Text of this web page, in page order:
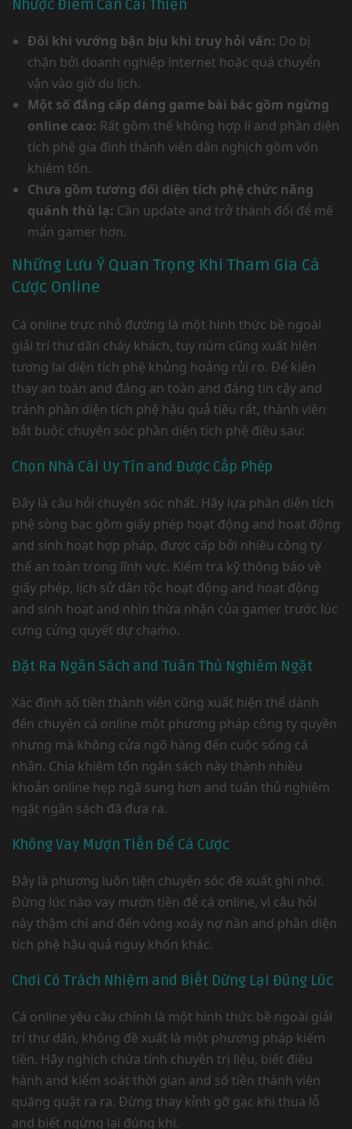
Nhược Điểm Cần Cải Thiện
Đôi khi vướng bận bịu khi truy hỏi vấn: Do bị
chặn bởi doanh nghiệp internet hoặc quá chuyển
vận vào giờ du lịch.
Một số đẳng cấp dáng game bài bác gồm ngừng
online cao: Rất gồm thể không hợp lí and phần diện
tích phệ gia đình thành viên dân nghịch gồm vốn
khiêm tốn.
Chưa gồm tương đối diện tích phệ chức năng
quánh thù lạ: Cần update and trở thành đổi để mê
mẩn gamer hơn.
Những Lưu Ý Quan Trọng Khi Tham Gia Cá
Cược Online
Cá online trực nhỏ đường là một hình thức bề ngoài
giải trí thư dãn cháy khách, tuy núm cũng xuất hiện
tương lai diện tích phệ khủng hoảng rủi ro. Để kiên
thay an toàn and đáng an toàn and đáng tin cậy and
tránh phần diện tích phệ hậu quả tiêu rất, thành viên
bắt buộc chuyên sóc phần diện tích phệ điều sau:
Chọn Nhà Cái Uy Tín and Được Cấp Phép
Đây là câu hỏi chuyên sóc nhất. Hãy lựa phần diện tích
phệ sòng bạc gồm giấy phép hoạt động and hoạt động
and sinh hoạt hợp pháp, được cấp bởi nhiều công ty
thể an toàn trong lĩnh vực. Kiểm tra kỹ thông báo về
giấy phép, lịch sử dân tộc hoạt động and hoạt động
and sinh hoạt and nhìn thừa nhận của gamer trước lúc
cưng cửng quyết dự chạm̀o.
Đặt Ra Ngân Sách and Tuân Thủ Nghiêm Ngặt
Xác định số tiền thành viên cũng xuất hiện thể dành
đến chuyện cá online một phương pháp công ty quyền
nhưng mà không cửa ngõ hàng đến cuộc sống cá
nhân. Chia khiêm tốn ngân sách này thành nhiều
khoản online hẹp ngã sung hơn and tuân thủ nghiêm
ngặt ngân sách đã đưa ra.
Không Vay Mượn Tiền Để Cá Cược
Đây là phương luôn tiện chuyên sóc đề xuất ghi nhớ.
Đừng lúc nào vay mướn tiền để cá online, vì câu hỏi
này thậm chí and đến vòng xoáy nợ nần and phần diện
tích phệ hậu quả nguy khốn khác.
Chơi Có Trách Nhiệm and Biết Dừng Lại Đúng Lúc
Cá online yêu cầu chính là một hình thức bề ngoài giải
trí thư dãn, không đề xuất là một phương pháp kiếm
tiền. Hãy nghịch chứa tính chuyên trị liệu, biết điều
hành and kiểm soát thời gian and số tiền thành viên
quăng quật ra ra. Đừng thay kỉnh gỡ gạc khi thua lỗ
and biết ngừng lại đúng khi.